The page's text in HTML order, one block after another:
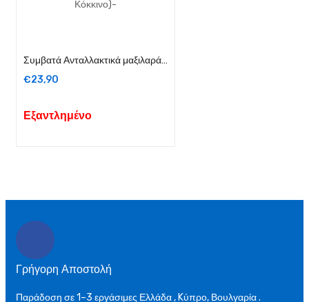
Συμβατά Ανταλλακτικά μαξιλαράκια για Beats solo 2.0/3.0 Ear Pads (ζευγάρι-Κόκκινο)-
€23,90
Εξαντλημένο
Γρήγορη Αποστολή
Παράδοση σε 1–3 εργάσιμες Ελλάδα , Kύπρο, Βουλγαρία .